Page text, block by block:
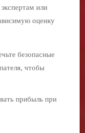
или
оценку
безопасные
чтобы
прибыль при